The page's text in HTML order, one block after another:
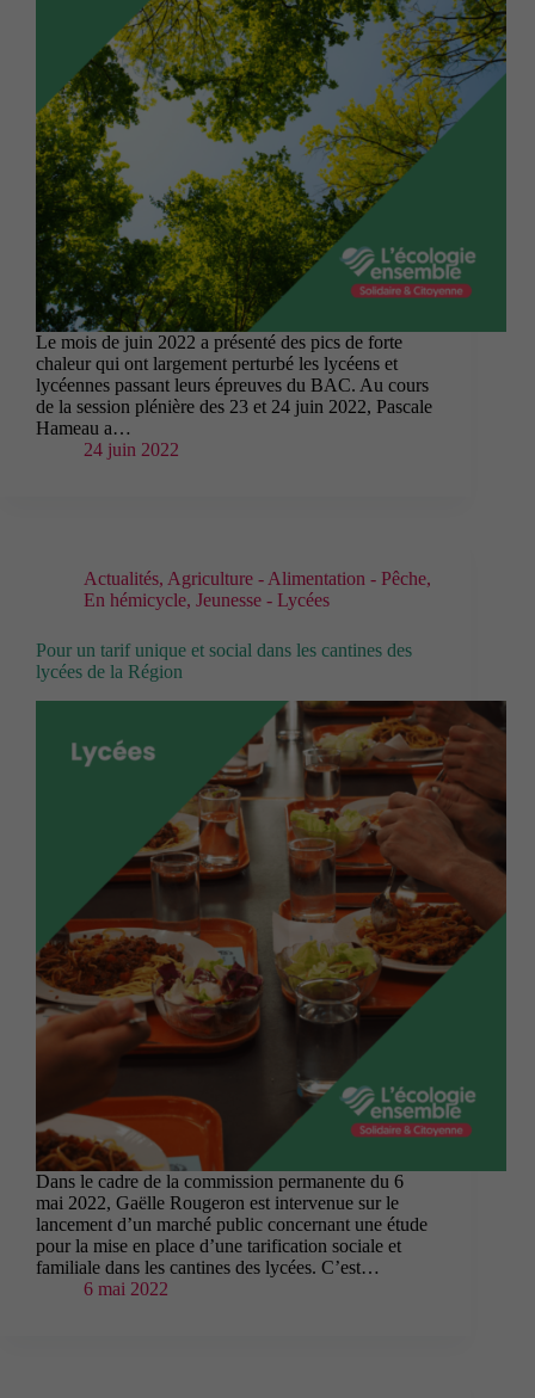
Le mois de juin 2022 a présenté des pics de forte
chaleur qui ont largement perturbé les lycéens et
lycéennes passant leurs épreuves du BAC. Au cours
de la session plénière des 23 et 24 juin 2022, Pascale
Hameau a…
24 juin 2022
Actualités, Agriculture - Alimentation - Pêche,
En hémicycle, Jeunesse - Lycées
Pour un tarif unique et social dans les cantines des
lycées de la Région
Dans le cadre de la commission permanente du 6
mai 2022, Gaëlle Rougeron est intervenue sur le
lancement d’un marché public concernant une étude
pour la mise en place d’une tarification sociale et
familiale dans les cantines des lycées. C’est…
6 mai 2022